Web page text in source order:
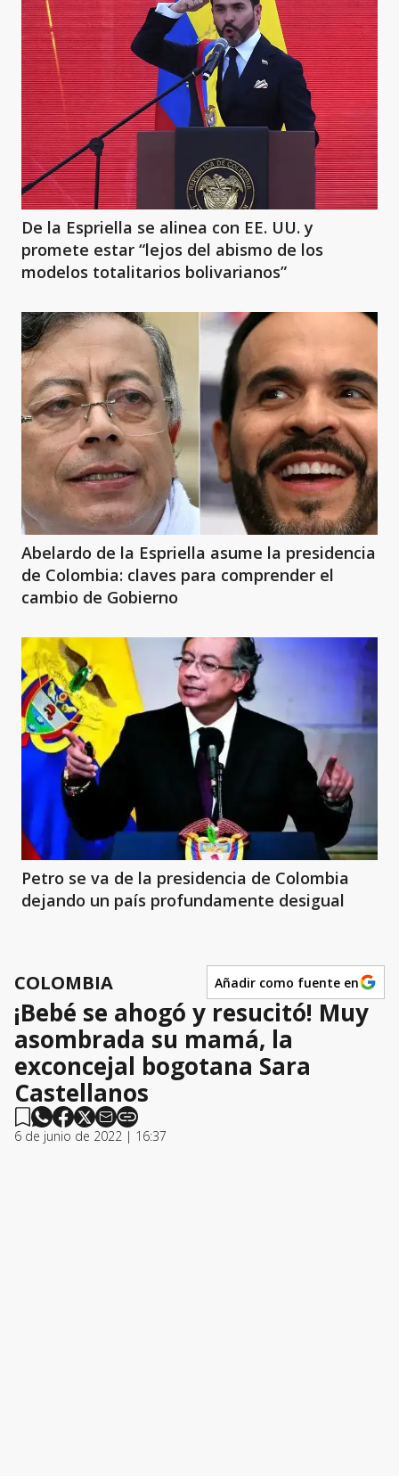
De la Espriella se alinea con EE. UU. y
promete estar “lejos del abismo de los
modelos totalitarios bolivarianos”
Abelardo de la Espriella asume la presidencia
de Colombia: claves para comprender el
cambio de Gobierno
Petro se va de la presidencia de Colombia
dejando un país profundamente desigual
COLOMBIA Añadir como fuente en
¡Bebé se ahogó y resucitó! Muy
asombrada su mamá, la
exconcejal bogotana Sara
Castellanos
6 de junio de 2022 | 16:37